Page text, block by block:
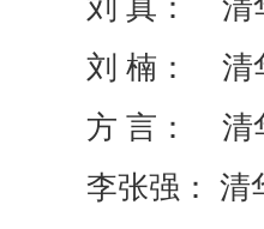
刘 真：
清
刘 楠： 清
方 言： 清
李张强： 清